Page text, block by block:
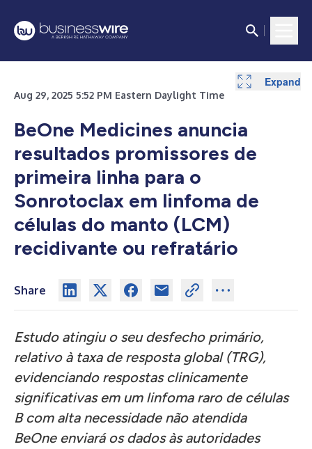
Aug 29, 2025 5:52 PM Eastern Daylight Time
BeOne Medicines anuncia
resultados promissores de
primeira linha para o
Sonrotoclax em linfoma de
células do manto (LCM)
recidivante ou refratário
Share
Estudo atingiu o seu desfecho primário,
relativo à taxa de resposta global (TRG),
evidenciando respostas clinicamente
significativas em um linfoma raro de células
B com alta necessidade não atendida
BeOne enviará os dados às autoridades
Expand